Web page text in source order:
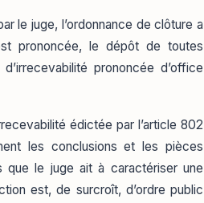
le juge, l’ordonnance de clôture a
prononcée, le dépôt de toutes
prononcée d’office
édictée par l’article 802
les conclusions et les pièces
que le juge ait à caractériser une
est, de surcroît, d’ordre public